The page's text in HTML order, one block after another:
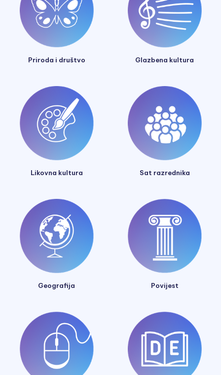
Priroda i društvo Glazbena kultura
Likovna kultura Sat razrednika
Geografija Povijest